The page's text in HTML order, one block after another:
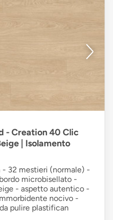
- Creation 40 Clic
| Isolamento
32 mestieri (normale) -
microbisellato -
- aspetto autentico -
nocivo -
pulire plastifican